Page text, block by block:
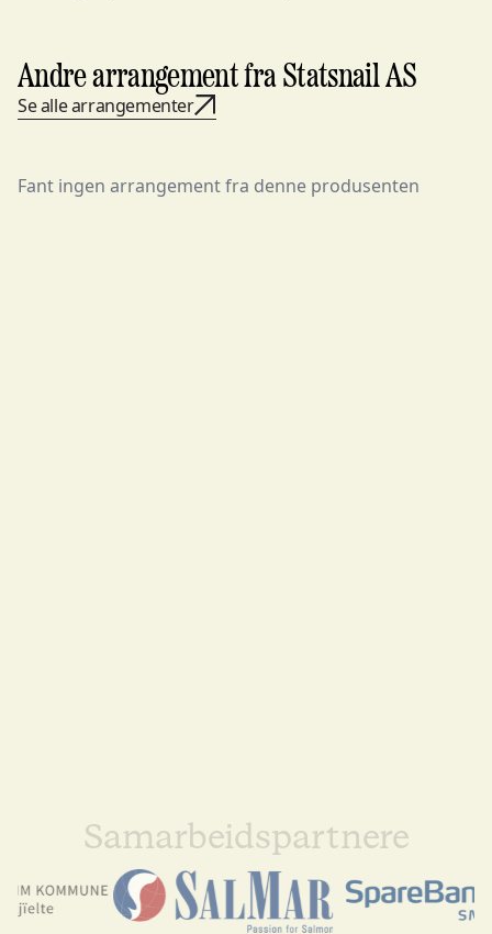
Andre arrangement fra Statsnail AS
Se alle arrangementer
Fant ingen arrangement fra denne produsenten
Samarbeidspartnere